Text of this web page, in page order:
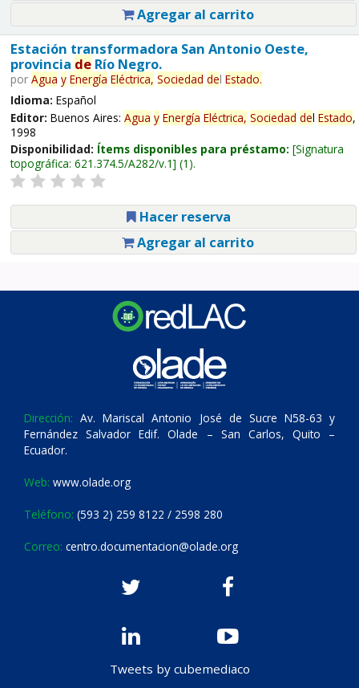
Agregar al carrito
Estación transformadora San Antonio Oeste,
provincia deRío Negro.
por Agua y Energía Eléctrica, Sociedad del Estado.
Idioma: Español
Editor: Buenos Aires: Agua y Energía Eléctrica, Sociedad del Estado,
1998
Disponibilidad: Ítems disponibles para préstamo: Signatura
topográfica: 621.374.5/A282/v.1 (1).
Hacer reserva
Agregar al carrito
Dirección: Av. Mariscal Antonio José de Sucre N58-63 y
Fernández Salvador Edif. Olade – San Carlos, Quito –
Ecuador.
Web: www.olade.org
Teléfono: (593 2) 259 8122 / 2598 280
Correo: centro.documentacion@olade.org
Tweets by cubemediaco